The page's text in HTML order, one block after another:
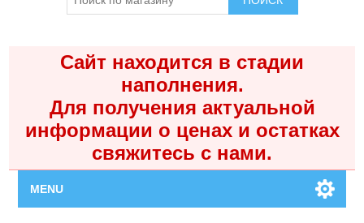
Сайт находится в стадии
наполнения.
Для получения актуальной
информации о ценах и остатках
свяжитесь с нами.
MENU